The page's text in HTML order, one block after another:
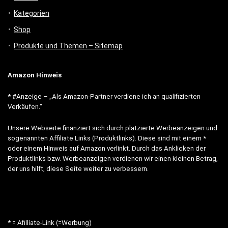
Kategorien
Shop
Produkte und Themen – Sitemap
Amazon Hinweis
* #Anzeige – „Als Amazon-Partner verdiene ich an qualifizierten
Verkäufen.“
Unsere Webseite finanziert sich durch platzierte Werbeanzeigen und
sogenannten Affiliate Links (Produktlinks). Diese sind mit einem *
oder einem Hinweis auf Amazon verlinkt. Durch das Anklicken der
Produktlinks bzw. Werbeanzeigen verdienen wir einen kleinen Betrag,
der uns hilft, diese Seite weiter zu verbessern.
* = Afilliate-Link (=Werbung)